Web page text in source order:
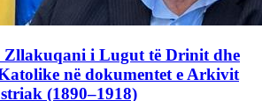
i Lugut të Drinit dhe
në dokumentet e Arkivit
(1890–1918)